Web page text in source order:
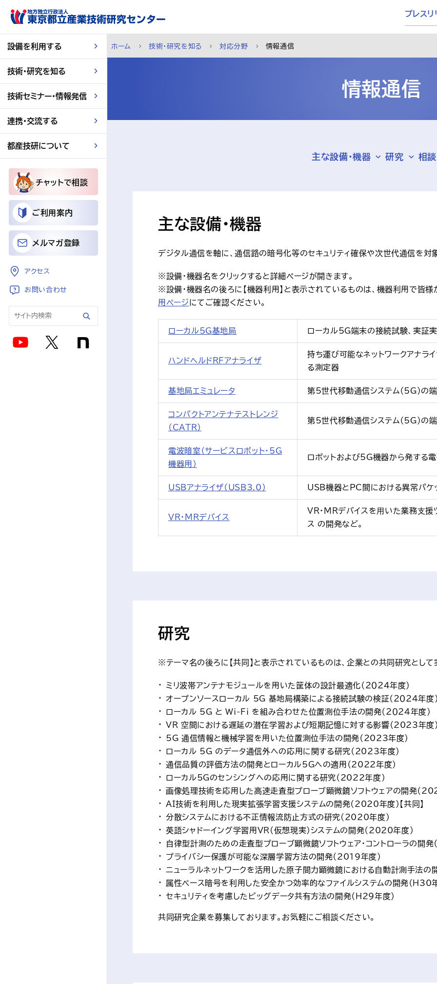
スキップして本文へ
プレスリ
設備を利用する
技術・研究を知る
技術セミナー・情報発信
連携・交流する
都産技研について
チャットで相談
ご利用案内
メルマガ登録
アクセス
お問い合わせ
ホーム 技術・研究を知る 対応分野 情報通信
情報通信
主な設備・機器 研究 相談
主な設備・機器
デジタル通信を軸に、通信路の暗号化等のセキュリティ確保や次世代通信を対
※設備・機器名をクリックすると詳細ページが開きます。
※設備・機器名の後ろに【機器利用】と表示されているものは、機器利用で皆
用ページにてご確認ください。
ローカル5G基地局 ローカル5G端末の接続試験、実証
ハンドヘルドRFアナライザ
持ち運び可能なネットワークアナラ
る測定器
基地局エミュレータ 第5世代移動通信システム（5G）の
コンパクトアンテナテストレンジ
（CATR）
第5世代移動通信システム（5G）の
電波暗室（サービスロボット・5G
機器用）
ロボットおよび5G機器から発する
USBアナライザ（USB3.0） USB機器とPC間における異常パケ
VR・MRデバイス
VR・MRデバイスを⽤いた業務⽀
ス の開発など。
研究
※テーマ名の後ろに【共同】と表示されているものは、企業との共同研究として
ミリ波帯アンテナモジュールを用いた筐体の設計最適化（２０２４年度）
オープンソースローカル 5G 基地局構築による接続試験の検証（２０２４年度
ローカル 5G と Wi-Fi を組み合わせた位置測位手法の開発（２０２４年度）
VR 空間における遅延の潜在学習および短期記憶に対する影響（2023年度
5G 通信情報と機械学習を用いた位置測位手法の開発（2023年度）
ローカル 5G のデータ通信外への応用に関する研究（2023年度）
通信品質の評価方法の開発とローカル5Gへの適用（2022年度）
ローカル5Gのセンシングへの応用に関する研究（2022年度）
画像処理技術を応用した高速走査型プローブ顕微鏡ソフトウェアの開発（
AI技術を利用した現実拡張学習支援システムの開発（2020年度）【共同】
分散システムにおける不正情報流防止方式の研究(2020年度)
英語シャドーイング学習用VR(仮想現実)システムの開発（2020年度）
自律型計測のための走査型プローブ顕微鏡ソフトウェア・コントローラの開
プライバシー保護が可能な深層学習方法の開発（2019年度）
ニューラルネットワークを活用した原子間力顕微鏡における自動計測手法の
属性ベース暗号を利用した安全かつ効率的なファイルシステムの開発（H30
セキュリティを考慮したビッグデータ共有方法の開発（H29年度）
共同研究企業を募集しております。お気軽にご相談ください。